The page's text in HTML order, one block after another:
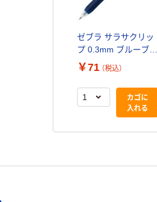
ゼブラ サラサクリッ
プ 0.3mm ブルーブラ
ック JJH15-FB
￥71 （税込）
カゴに
入れる